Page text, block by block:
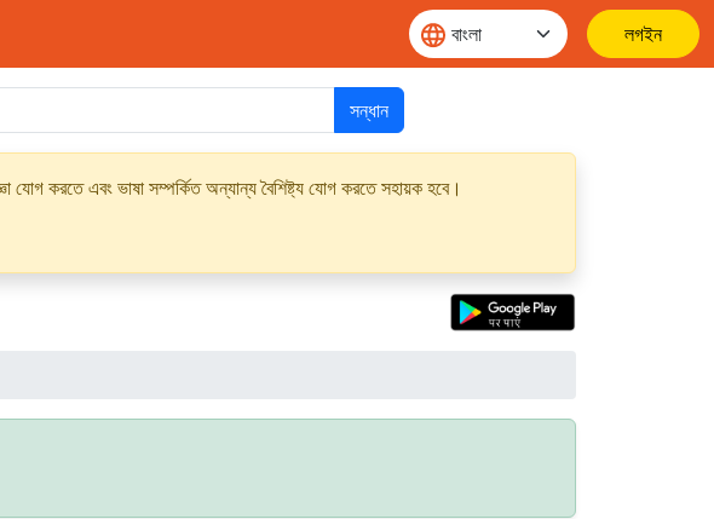
লগইন
সন্ধান
করতে এবং ভাষা সম্পর্কিত অন্যান্য বৈশিষ্ট্য যোগ করতে সহায়ক হবে।